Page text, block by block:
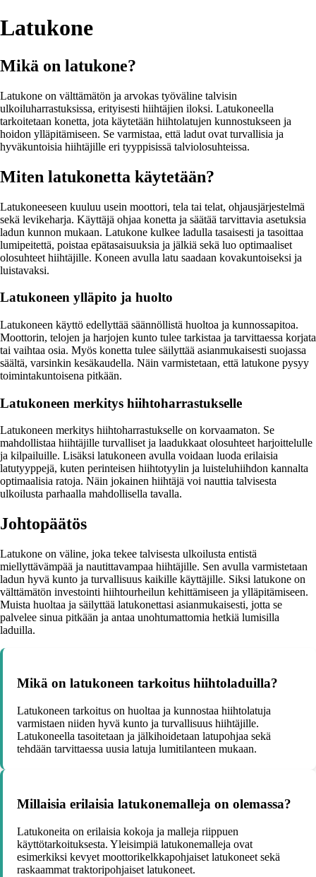
Latukone
Mikä on latukone?
Latukone on välttämätön ja arvokas työväline talvisin
ulkoiluharrastuksissa, erityisesti hiihtäjien iloksi. Latukoneella
tarkoitetaan konetta, jota käytetään hiihtolatujen kunnostukseen ja
hoidon ylläpitämiseen. Se varmistaa, että ladut ovat turvallisia ja
hyväkuntoisia hiihtäjille eri tyyppisissä talviolosuhteissa.
Miten latukonetta käytetään?
Latukoneeseen kuuluu usein moottori, tela tai telat, ohjausjärjestelmä
sekä levikeharja. Käyttäjä ohjaa konetta ja säätää tarvittavia asetuksia
ladun kunnon mukaan. Latukone kulkee ladulla tasaisesti ja tasoittaa
lumipeitettä, poistaa epätasaisuuksia ja jälkiä sekä luo optimaaliset
olosuhteet hiihtäjille. Koneen avulla latu saadaan kovakuntoiseksi ja
luistavaksi.
Latukoneen ylläpito ja huolto
Latukoneen käyttö edellyttää säännöllistä huoltoa ja kunnossapitoa.
Moottorin, telojen ja harjojen kunto tulee tarkistaa ja tarvittaessa korjata
tai vaihtaa osia. Myös konetta tulee säilyttää asianmukaisesti suojassa
säältä, varsinkin kesäkaudella. Näin varmistetaan, että latukone pysyy
toimintakuntoisena pitkään.
Latukoneen merkitys hiihtoharrastukselle
Latukoneen merkitys hiihtoharrastukselle on korvaamaton. Se
mahdollistaa hiihtäjille turvalliset ja laadukkaat olosuhteet harjoittelulle
ja kilpailuille. Lisäksi latukoneen avulla voidaan luoda erilaisia
latutyyppejä, kuten perinteisen hiihtotyylin ja luisteluhiihdon kannalta
optimaalisia ratoja. Näin jokainen hiihtäjä voi nauttia talvisesta
ulkoilusta parhaalla mahdollisella tavalla.
Johtopäätös
Latukone on väline, joka tekee talvisesta ulkoilusta entistä
miellyttävämpää ja nautittavampaa hiihtäjille. Sen avulla varmistetaan
ladun hyvä kunto ja turvallisuus kaikille käyttäjille. Siksi latukone on
välttämätön investointi hiihtourheilun kehittämiseen ja ylläpitämiseen.
Muista huoltaa ja säilyttää latukonettasi asianmukaisesti, jotta se
palvelee sinua pitkään ja antaa unohtumattomia hetkiä lumisilla
laduilla.
Mikä on latukoneen tarkoitus hiihtoladuilla?
Latukoneen tarkoitus on huoltaa ja kunnostaa hiihtolatuja
varmistaen niiden hyvä kunto ja turvallisuus hiihtäjille.
Latukoneella tasoitetaan ja jälkihoidetaan latupohjaa sekä
tehdään tarvittaessa uusia latuja lumitilanteen mukaan.
Millaisia erilaisia latukonemalleja on olemassa?
Latukoneita on erilaisia kokoja ja malleja riippuen
käyttötarkoituksesta. Yleisimpiä latukonemalleja ovat
esimerkiksi kevyet moottorikelkkapohjaiset latukoneet sekä
raskaammat traktoripohjaiset latukoneet.